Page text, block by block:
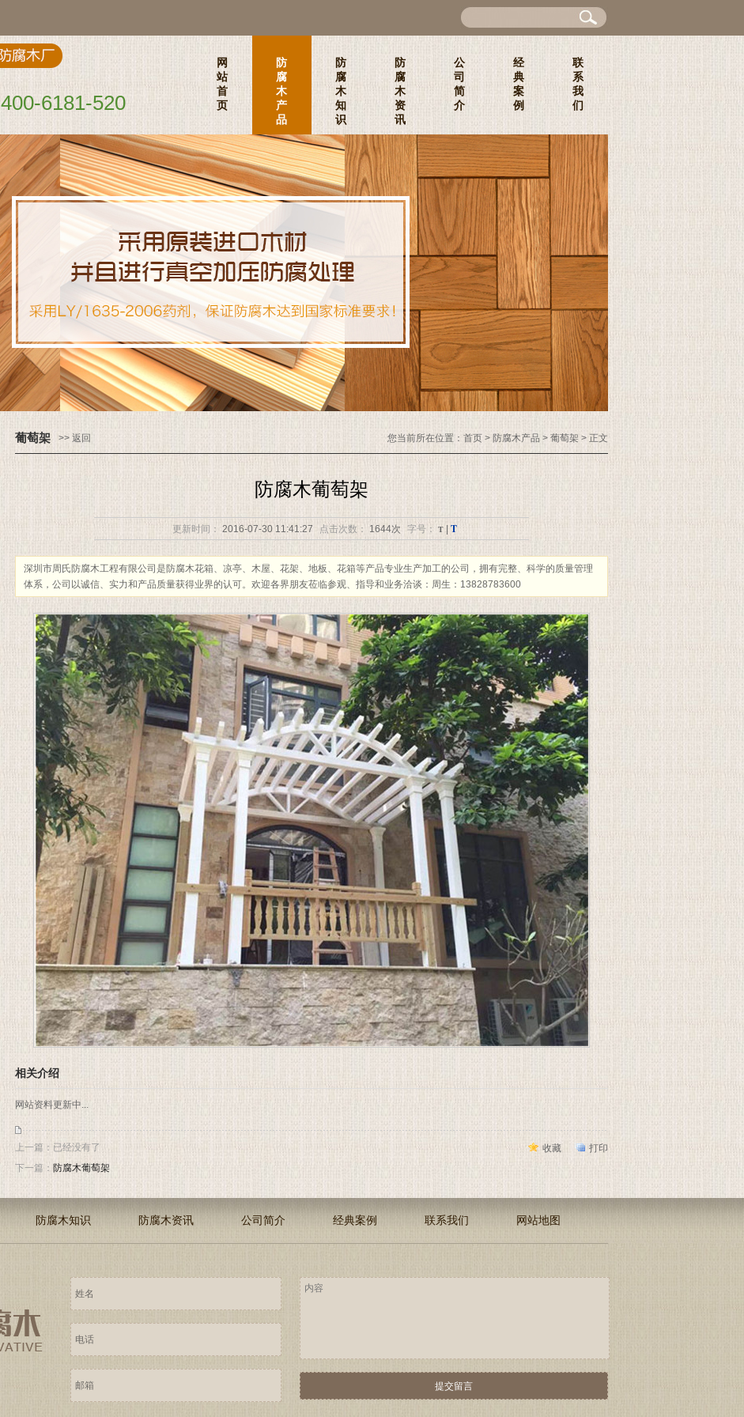
400-6181-520
网
站
首
页
防
腐
木
产
品
防
腐
木
知
识
防
腐
木
资
讯
公
司
简
介
经
典
案
例
联
系
我
们
葡萄架 >> 返回 您当前所在位置： 首页 > 防腐木产品 > 葡萄架 > 正文
防腐木葡萄架
更新时间： 2016-07-30 11:41:27 点击次数： 1644次 字号： T T
深圳市周氏防腐木工程有限公司是防腐木花箱、凉亭、木屋、花架、地板、花箱等产品专业生产加工的公司，拥有完整、科学的质量管理
体系，公司以诚信、实力和产品质量获得业界的认可。欢迎各界朋友莅临参观、指导和业务洽谈：周生：13828783600
相关介绍
网站资料更新中...
上一篇：已经没有了
下一篇： 防腐木葡萄架
收藏 打印
防腐木知识 防腐木资讯 公司简介 经典案例 联系我们 网站地图